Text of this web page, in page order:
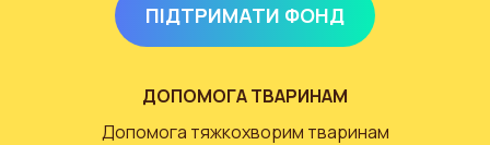
ПІДТРИМАТИ ФОНД
ДОПОМОГА ТВАРИНАМ
Допомога тяжкохворим тваринам